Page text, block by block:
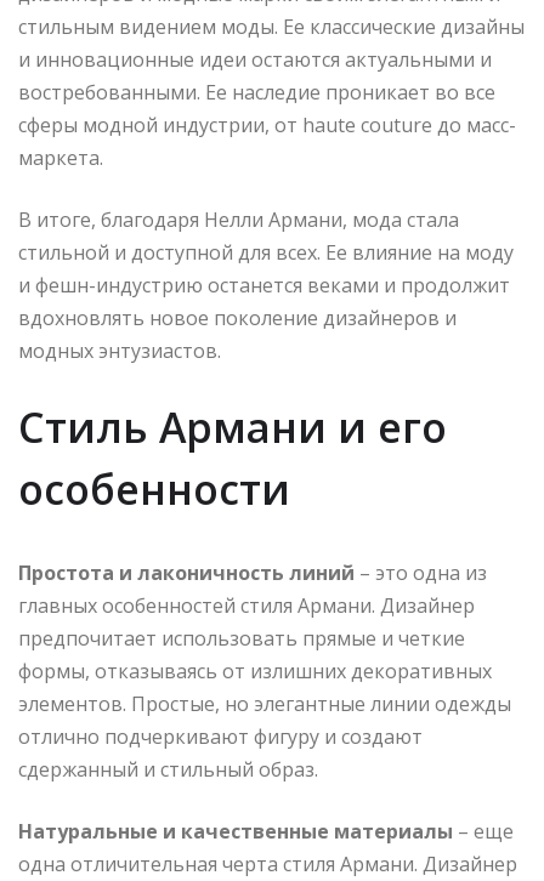
стильным видением моды. Ее классические дизайны
и инновационные идеи остаются актуальными и
востребованными. Ее наследие проникает во все
сферы модной индустрии, от haute couture до масс-
маркета.
В итоге, благодаря Нелли Армани, мода стала
стильной и доступной для всех. Ее влияние на моду
и фешн-индустрию останется веками и продолжит
вдохновлять новое поколение дизайнеров и
модных энтузиастов.
Стиль Армани и его
особенности
Простота и лаконичность линий – это одна из
главных особенностей стиля Армани. Дизайнер
предпочитает использовать прямые и четкие
формы, отказываясь от излишних декоративных
элементов. Простые, но элегантные линии одежды
отлично подчеркивают фигуру и создают
сдержанный и стильный образ.
Натуральные и качественные материалы – еще
одна отличительная черта стиля Армани. Дизайнер